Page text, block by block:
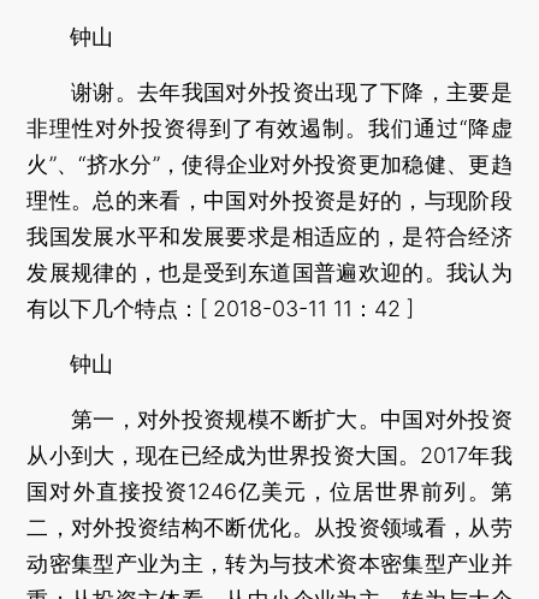
钟山
谢谢。去年我国对外投资出现了下降，主要是
非理性对外投资得到了有效遏制。我们通过“降虚
火”、“挤水分”，使得企业对外投资更加稳健、更趋
理性。总的来看，中国对外投资是好的，与现阶段
我国发展水平和发展要求是相适应的，是符合经济
发展规律的，也是受到东道国普遍欢迎的。我认为
有以下几个特点：[ 2018-03-11 11：42 ]
钟山
第一，对外投资规模不断扩大。中国对外投资
从小到大，现在已经成为世界投资大国。2017年我
国对外直接投资1246亿美元，位居世界前列。第
二，对外投资结构不断优化。从投资领域看，从劳
动密集型产业为主，转为与技术资本密集型产业并